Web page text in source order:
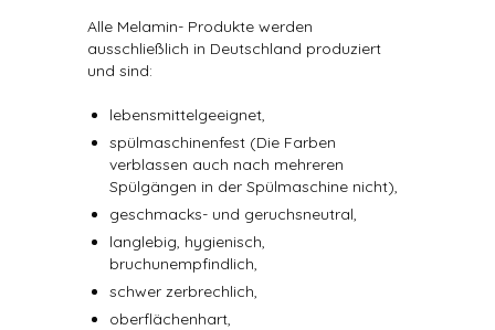
Alle Melamin- Produkte werden
ausschließlich in Deutschland produziert
und sind:
lebensmittelgeeignet,
spülmaschinenfest (Die Farben
verblassen auch nach mehreren
Spülgängen in der Spülmaschine nicht),
geschmacks- und geruchsneutral,
langlebig, hygienisch,
bruchunempfindlich,
schwer zerbrechlich,
oberflächenhart,